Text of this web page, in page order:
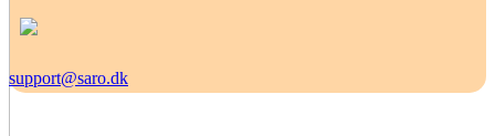
support@saro.dk